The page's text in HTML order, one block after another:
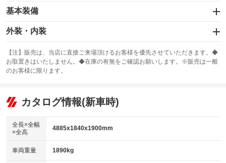
基本装備
エアバッグ：運転席/助手席
：装備あり
：装備あり
サンルーフ
：装備あり ABS
リフトアップ
：装備なし
：装備なし
パワーウィンドウ
アイドリングストップ
：装備なし
外装・内装
カーナビ：SDナビ
：装備あり
TV：フルセグ
：装備あり
ビジュアル：-／DVD再生
：装備あり
：装備あり
革シート
キーレス
【注】販売は、当店に直接ご来場頂けるお客様を優先させていただきます。◆
お取置きはいたしません。◆在庫の有無をご確認お願いします。※販売は一般
のお客様に限ります。
カタログ情報(新車時)
全長×全幅
×全高
4885x1840x1900mm
車両重量 1890kg